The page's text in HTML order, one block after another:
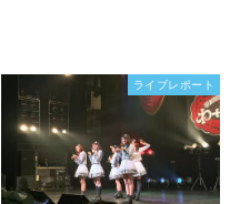
ライブレポート